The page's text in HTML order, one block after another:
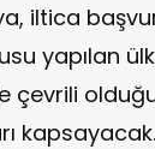
iltica
yapılan
çevrili